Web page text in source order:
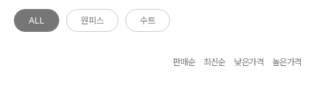
ALL 원피스 수트
판매순 최신순 낮은가격 높은가격